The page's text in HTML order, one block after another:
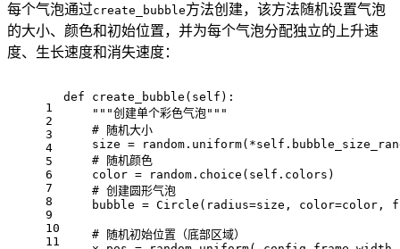
每个气泡通过create_bubble方法创建，该方法随机设置气泡
的大小、颜色和初始位置，并为每个气泡分配独立的上升速
度、生长速度和消失速度：
1
2
3
4
5
6
7
8
9
10
11
def create_bubble(self):
    """创建单个彩色气泡"""
    # 随机大小
size =
    # 随机颜色
    color = random.choice(self.colors)
    # 创建圆形气泡
bubble = Circle(radius=size, color=color,
    # 随机初始位置（底部区域）